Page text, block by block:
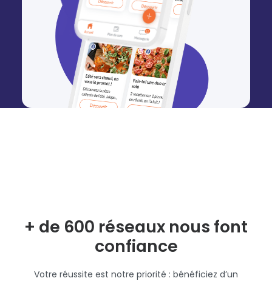
+ de 600 réseaux nous font
confiance
Votre réussite est notre priorité : bénéficiez d’un